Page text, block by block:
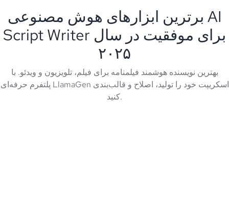
برترین ابزارهای هوش مصنوعی AI
Script Writer برای موفقیت در سال
۲۰۲۵
بهترین نویسنده هوشمند فیلمنامه برای فیلم، تلویزیون و ویدئو. با
پلتفرم حرفه‌ای LlamaGen اسکریپت خود را تولید، اصلاح و قالب‌بندی
کنید.